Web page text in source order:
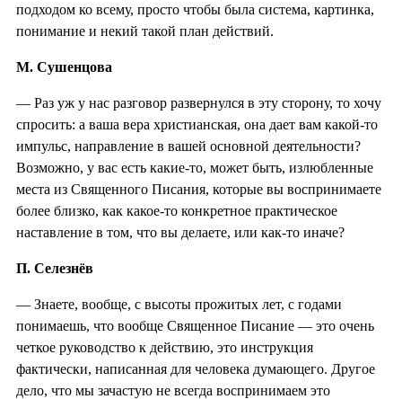
подходом ко всему, просто чтобы была система, картинка,
понимание и некий такой план действий.
М. Сушенцова
— Раз уж у нас разговор развернулся в эту сторону, то хочу
спросить: а ваша вера христианская, она дает вам какой-то
импульс, направление в вашей основной деятельности?
Возможно, у вас есть какие-то, может быть, излюбленные
места из Священного Писания, которые вы воспринимаете
более близко, как какое-то конкретное практическое
наставление в том, что вы делаете, или как-то иначе?
П. Селезнёв
— Знаете, вообще, с высоты прожитых лет, с годами
понимаешь, что вообще Священное Писание — это очень
четкое руководство к действию, это инструкция
фактически, написанная для человека думающего. Другое
дело, что мы зачастую не всегда воспринимаем это